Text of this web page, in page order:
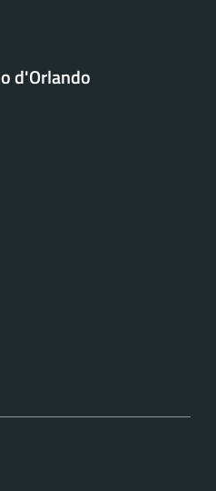
d'Orlando